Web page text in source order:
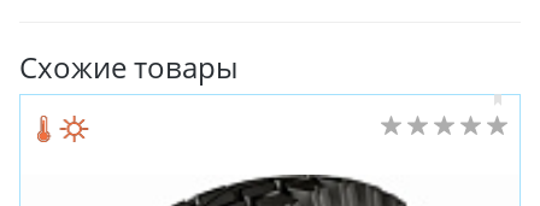
ВСЕСЕЗОННЫЕ
ДЛЯ ГРУЗОВЫХ АВТО
Схожие товары